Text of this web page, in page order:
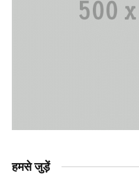
हमसे जुड़ें